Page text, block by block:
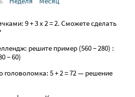
9 + 3 х 2 = 2. Сможете сделать
решите пример (560 − 280) :
− 60)
головоломка: 5 + 2 = 72 — решение